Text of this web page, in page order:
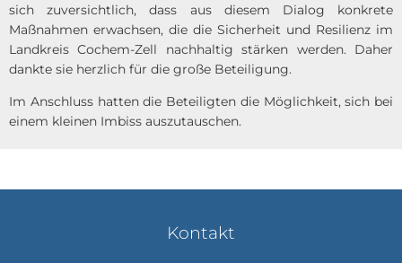
sich zuversichtlich, dass aus diesem Dialog konkrete
Maßnahmen erwachsen, die die Sicherheit und Resilienz im
Landkreis Cochem-Zell nachhaltig stärken werden. Daher
dankte sie herzlich für die große Beteiligung.
Im Anschluss hatten die Beteiligten die Möglichkeit, sich bei
einem kleinen Imbiss auszutauschen.
Kontakt